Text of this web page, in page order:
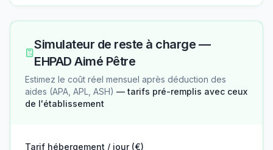
Simulateur de reste à charge —
EHPAD Aimé Pêtre
Estimez le coût réel mensuel après déduction des
aides (APA, APL, ASH) — tarifs pré-remplis avec ceux
de l'établissement
Tarif hébergement / jour (€)